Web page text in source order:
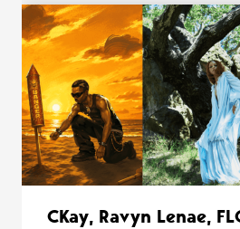
WANT
CKay, Ravyn Lenae,